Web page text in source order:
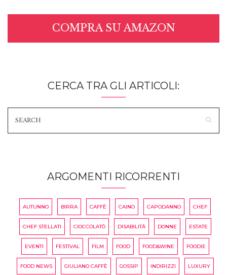
COMPRA SU AMAZON
CERCA TRA GLI ARTICOLI:
ARGOMENTI RICORRENTI
AUTUNNO BIRRA CAFFÈ CAINO CAPODANNO CHEF
CHEF STELLATI CIOCCOLATÒ DISABILITÀ DONNE ESTATE
EVENTI FESTIVAL FILM FOOD FOOD&WINE FOODIE
FOOD NEWS GIULIANO CAFFÈ GOSSIP INDIRIZZI LUXURY